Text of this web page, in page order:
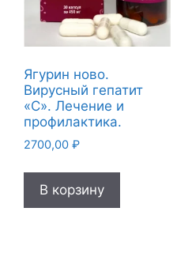
Ягурин ново.
Вирусный гепатит
«С». Лечение и
профилактика.
2700,00 ₽
В корзину